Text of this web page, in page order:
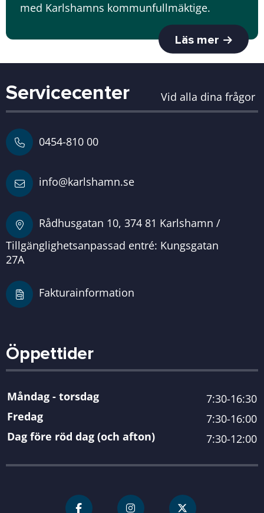
med Karlshamns kommunfullmäktige.
Läs mer
Servicecenter Vid alla dina frågor
0454-810 00
info@karlshamn.se
Rådhusgatan 10, 374 81 Karlshamn /
Tillgänglighetsanpassad entré: Kungsgatan
27A
Fakturainformation
Öppettider
Måndag - torsdag
7:30-16:30
Fredag
7:30-16:00
Dag före röd dag (och afton)
7:30-12:00